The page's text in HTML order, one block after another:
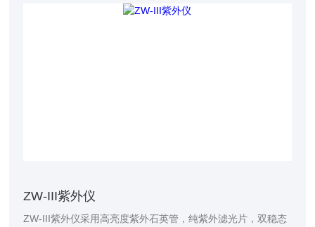
ZW-III紫外仪
ZW-III紫外仪采用高亮度紫外石英管，纯紫外滤光片，双稳态